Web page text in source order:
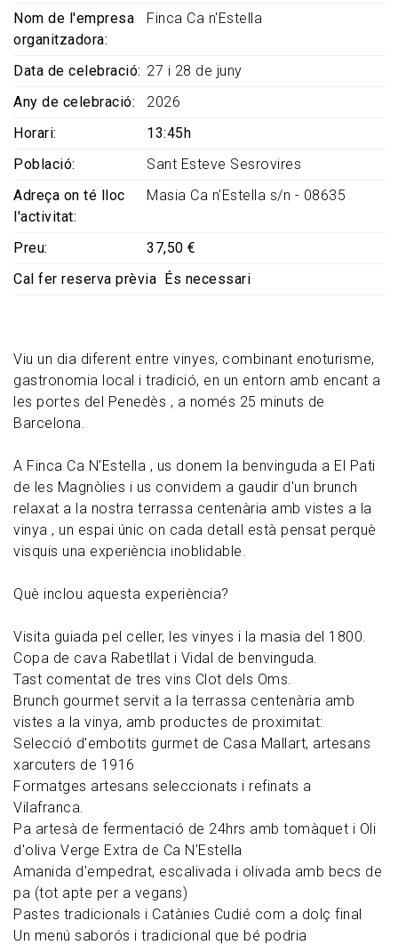
Viu un dia diferent entre vinyes, combinant enoturisme,
gastronomia local i tradició, en un entorn amb encant a
les portes del Penedès , a només 25 minuts de
Barcelona.
A Finca Ca N'Estella , us donem la benvinguda a El Pati
de les Magnòlies i us convidem a gaudir d'un brunch
relaxat a la nostra terrassa centenària amb vistes a la
vinya , un espai únic on cada detall està pensat perquè
visquis una experiència inoblidable.
Què inclou aquesta experiència?
Visita guiada pel celler, les vinyes i la masia del 1800.
Copa de cava Rabetllat i Vidal de benvinguda.
Tast comentat de tres vins Clot dels Oms.
Brunch gourmet servit a la terrassa centenària amb
vistes a la vinya, amb productes de proximitat:
Selecció d'embotits gurmet de Casa Mallart, artesans
xarcuters de 1916
Formatges artesans seleccionats i refinats a
Vilafranca.
Pa artesà de fermentació de 24hrs amb tomàquet i Oli
d'oliva Verge Extra de Ca N'Estella
Amanida d'empedrat, escalivada i olivada amb becs de
pa (tot apte per a vegans)
Pastes tradicionals i Catànies Cudié com a dolç final
Un menú saborós i tradicional que bé podria
Nom de l'empresa
organitzadora
Finca Ca n'Estella
Data de celebració 27 i 28 de juny
Any de celebració
2026
Horari
13:45h
Població
Sant Esteve Sesrovires
Adreça on té lloc
l'activitat
Masia Ca n'Estella s/n - 08635
Preu
37,50 €
Cal fer reserva prèvia
És necessari